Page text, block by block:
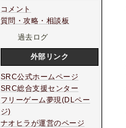
コメント
質問・攻略・相談板
過去ログ
外部リンク
SRC公式ホームページ
SRC総合支援センター
フリーゲーム夢現(DLペー
ジ)
ナオヒラが運営のページ